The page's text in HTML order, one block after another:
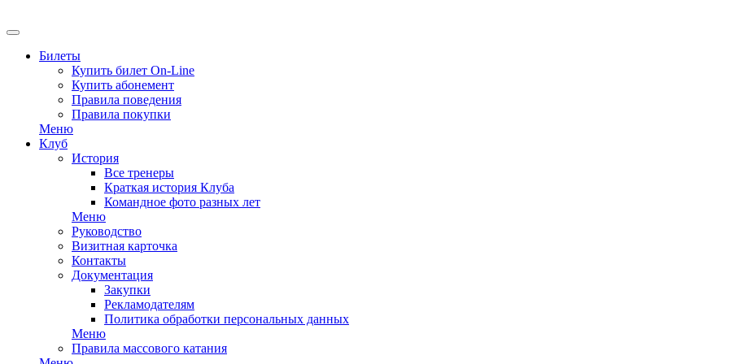
Билеты
Купить билет On-Line
Купить абонемент
Правила поведения
Правила покупки
Меню
Клуб
История
Все тренеры
Краткая история Клуба
Командное фото разных лет
Меню
Руководство
Визитная карточка
Контакты
Документация
Закупки
Рекламодателям
Политика обработки персональных данных
Меню
Правила массового катания